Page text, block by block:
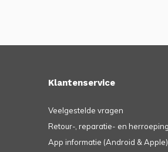
Klantenservice
Veelgestelde vragen
Retour-, reparatie- en
App informatie (Android & Apple)